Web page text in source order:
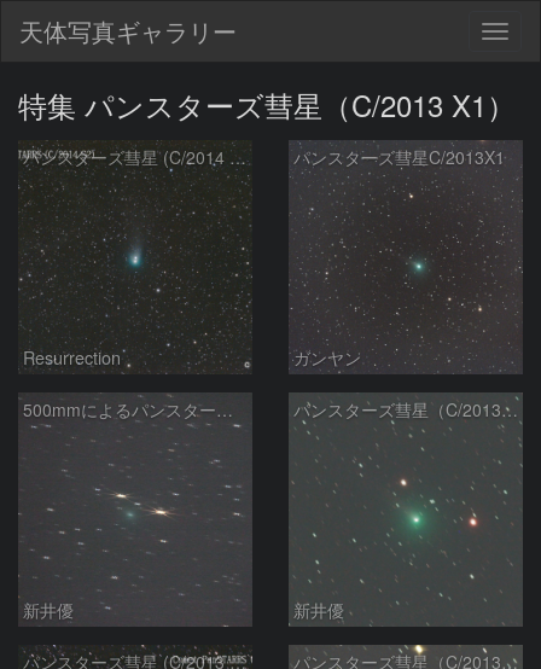
天体写真ギャラリー
特集 パンスターズ彗星（C/2013 X1）
パンスターズ彗星 (C/2014 S2) 1/10
Resurrection
パンスターズ彗星C/2013X1
ガンヤン
500mmによるパンスターズ彗星
新井優
パンスターズ彗星（C/2013X1）
新井優
パンスターズ彗星 (C/2013 X1) 1/8 パンスターズ彗星（C/2013X1）